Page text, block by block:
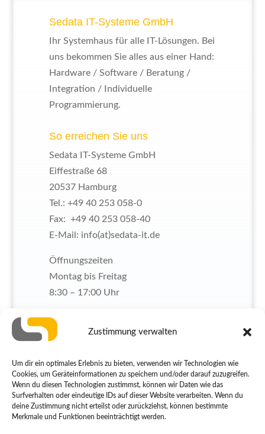
Zustimmung verwalten
Um dir ein optimales Erlebnis zu bieten, verwenden wir Technologien wie
Cookies, um Geräteinformationen zu speichern und/oder darauf zuzugreifen.
Wenn du diesen Technologien zustimmst, können wir Daten wie das
Surfverhalten oder eindeutige IDs auf dieser Website verarbeiten. Wenn du
deine Zustimmung nicht erteilst oder zurückziehst, können bestimmte
Merkmale und Funktionen beeinträchtigt werden.
Sedata IT-Systeme GmbH
Ihr Systemhaus für alle IT-Lösungen. Bei
uns bekommen Sie alles aus einer Hand:
Hardware / Software / Beratung /
Integration / Individuelle
Programmierung.
So erreichen Sie uns
Sedata IT-Systeme GmbH
Eiffestraße 68
20537 Hamburg
Tel.: +49 40 253 058-0
Fax: +49 40 253 058-40
E-Mail: info(at)sedata-it.de
Öffnungszeiten
Montag bis Freitag
8:30 – 17:00 Uhr
Mesonic/Sage /Apiras/Sophos/
Kaspersky/Trendmicro/Shopware /
WordPress/Joomla/Veeam/Acronis
/HP/Supermicro/Dell/Microsoft